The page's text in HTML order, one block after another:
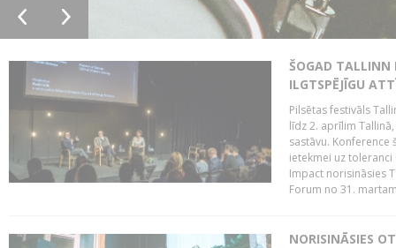
ŠOGAD TALLINN
ILGTSPĒJĪGU
Pilsētas festivāls
līdz 2. aprīlim
sastāvu.
ietekmei uz
Impact norisināsies
Forum no 31.
NORISINĀSIES